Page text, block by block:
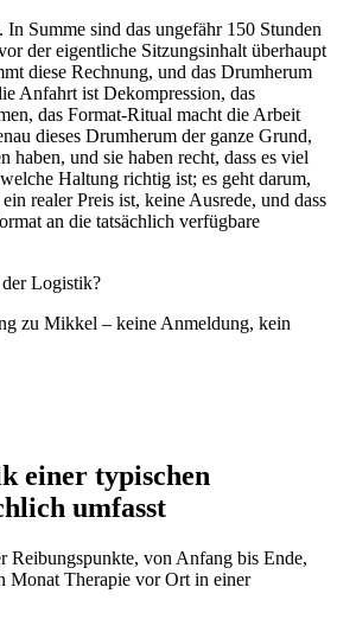
Summe sind das ungefähr 150 Stunden
der eigentliche Sitzungsinhalt überhaupt
diese Rechnung, und das Drumherum
Anfahrt ist Dekompression, das
das Format-Ritual macht die Arbeit
dieses Drumherum der ganze Grund,
haben, und sie haben recht, dass es viel
Haltung richtig ist; es geht darum,
realer Preis ist, keine Ausrede, und dass
an die tatsächlich verfügbare
Logistik?
zu Mikkel – keine Anmeldung, kein
einer typischen
umfasst
Reibungspunkte, von Anfang bis Ende,
Monat Therapie vor Ort in einer